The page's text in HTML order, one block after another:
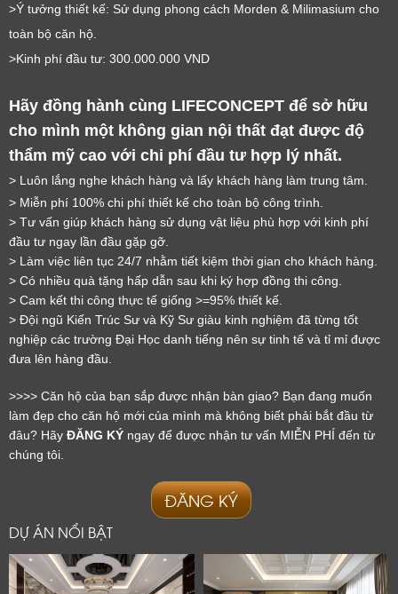
>Ý tưởng thiết kế: Sử dụng phong cách Morden & Milimasium cho
toàn bộ căn hộ.
>Kinh phí đầu tư: 300.000.000 VND
Hãy đồng hành cùng LIFECONCEPT để sở hữu
cho mình một không gian nội thất đạt được độ
thẩm mỹ cao với chi phí đầu tư hợp lý nhất.
> Luôn lắng nghe khách hàng và lấy khách hàng làm trung tâm.
> Miễn phí 100% chi phí thiết kế cho toàn bộ công trình.
> Tư vấn giúp khách hàng sử dụng vật liệu phù hợp với kinh phí
đầu tư ngay lần đầu gặp gỡ.
> Làm việc liên tục 24/7 nhằm tiết kiệm thời gian cho khách hàng.
> Có nhiều quà tặng hấp dẫn sau khi ký hợp đồng thi công.
> Cam kết thi công thực tế giống >=95% thiết kế.
> Đội ngũ Kiến Trúc Sư và Kỹ Sư giàu kinh nghiệm đã từng tốt
nghiệp các trường Đại Học danh tiếng nên sự tinh tế và tỉ mỉ được
đưa lên hàng đầu.
>>>> Căn hộ của bạn sắp được nhận bàn giao? Bạn đang muốn
làm đẹp cho căn hộ mới của mình mà không biết phải bắt đầu từ
đâu? Hãy ĐĂNG KÝ ngay để được nhận tư vấn MIỄN PHÍ đến từ
chúng tôi.
ĐĂNG KÝ
DỰ ÁN NỔI BẬT
LỜI CẢM ƠN
LIFECONCEPT
Cảm ơn quý khách đã để lại thông tin.
Chúng tôi sẽ liên hệ lại trong thời gian sớm nhất